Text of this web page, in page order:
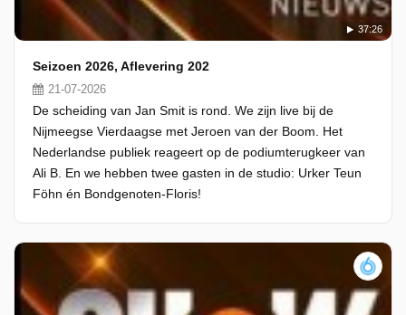
37:26
Seizoen 2026, Aflevering 202
21-07-2026
De scheiding van Jan Smit is rond. We zijn live bij de
Nijmeegse Vierdaagse met Jeroen van der Boom. Het
Nederlandse publiek reageert op de podiumterugkeer van
Ali B. En we hebben twee gasten in de studio: Urker Teun
Föhn én Bondgenoten-Floris!